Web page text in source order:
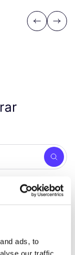
ads, to
Previous
Next